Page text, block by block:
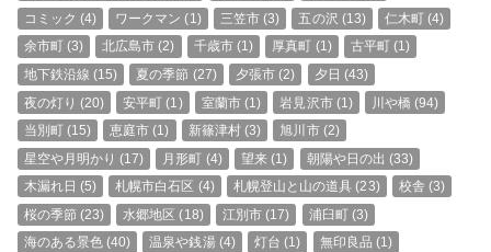
コミック (4) ワークマン (1) 三笠市 (3) 五の沢 (13) 仁木町 (4)
余市町(3) 北広島市 (2) 千歳市(1) 厚真町 (1) 古平町 (1)
地下鉄沿線 (15) 夏の季節 (27) 夕張市 (2) 夕日 (43)
夜の灯り (20) 安平町 (1) 室蘭市(1) 岩見沢市(1) 川や橋 (94)
当別町(15) 恵庭市 (1) 新篠津村(3) 旭川市(2)
星空や月明かり (17) 月形町 (4) 望来 (1) 朝陽や日の出 (33)
木漏れ日 (5) 札幌市白石区 (4) 札幌登山と山の道具 (23) 校舎 (3)
桜の季節 (23) 水郷地区 (18) 江別市 (17) 浦臼町(3)
海のある景色(40) 温泉や銭湯(4) 灯台 (1) 無印良品 (1)